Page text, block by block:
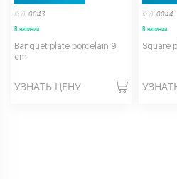
Код: 0043
В наличии
Banquet plate porcelain 9
cm
УЗНАТЬ ЦЕНУ
Код: 0044
В наличии
Square